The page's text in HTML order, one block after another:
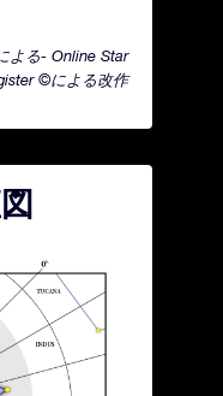
よる- Online Star
©による改作